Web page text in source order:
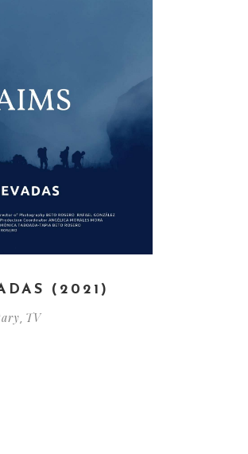
(2021)
, TV